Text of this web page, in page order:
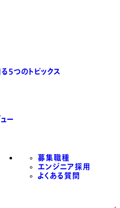
5つのトピックス
ー
募集職種
エンジニア採用
よくある質問